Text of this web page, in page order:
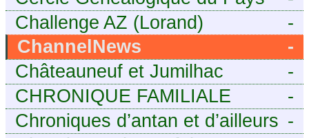
de Caux - Seine-Maritime
-
Challenge AZ (Lorand)
-
ChannelNews
-
Châteauneuf et Jumilhac
-
CHRONIQUE FAMILIALE
-
Chroniques d’antan et d’ailleurs